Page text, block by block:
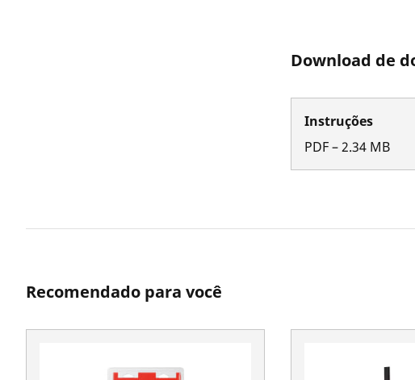
Download de
Instruções
PDF–2.34 MB
Recomendado para você